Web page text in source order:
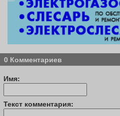
0 Комментариев
Имя:
Текст комментария: